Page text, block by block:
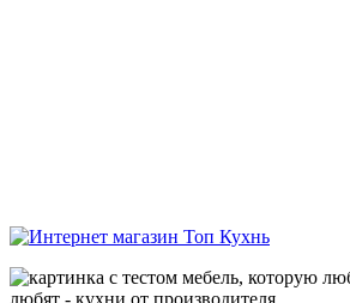
любят - кухни от производителя